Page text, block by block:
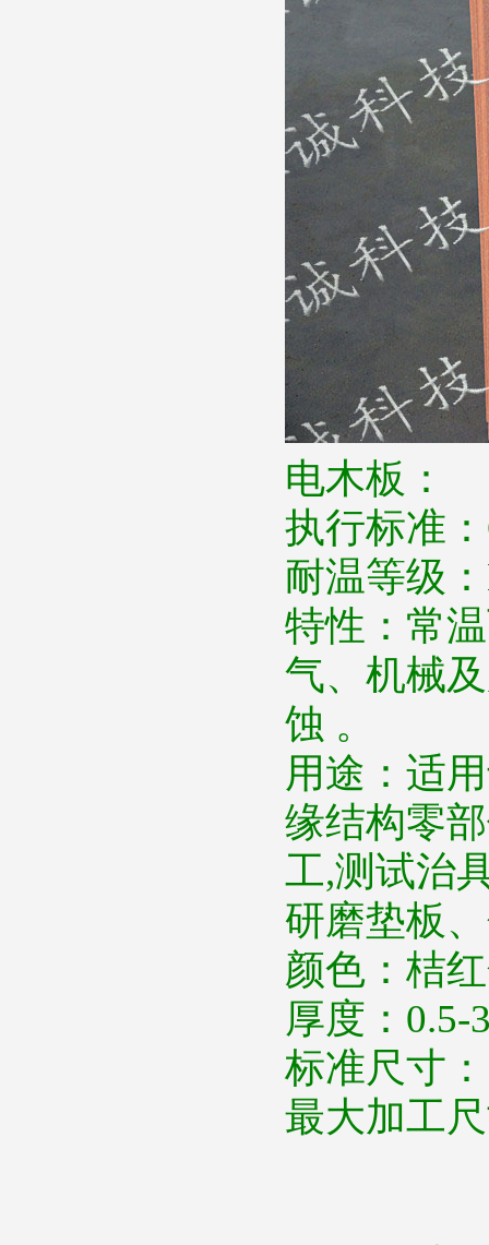
电木板：
执行标准：
耐温等级：
特性：常
气、机械
蚀 。
用途：适
缘结构零
工,测试治
研磨垫板
颜色：桔
厚度： 0.5-
标准尺寸：
最大加工